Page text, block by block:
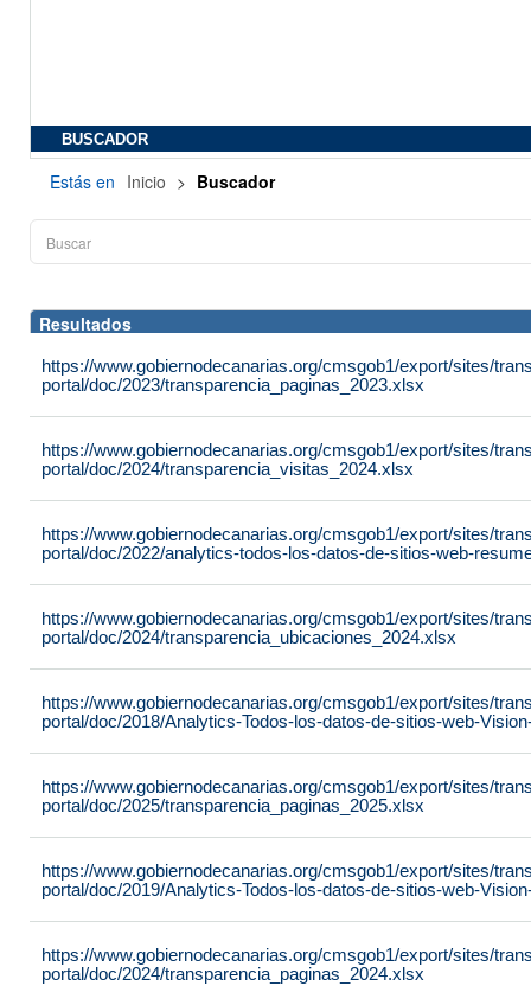
BUSCADOR
Estás en Inicio > Buscador
Resultados
https://www.gobiernodecanarias.org/cmsgob1/export/sites/
portal/doc/2023/transparencia_paginas_2023.xlsx
https://www.gobiernodecanarias.org/cmsgob1/export/sites/
portal/doc/2024/transparencia_visitas_2024.xlsx
https://www.gobiernodecanarias.org/cmsgob1/export/sites/
portal/doc/2022/analytics-todos-los-datos-de-sitios-web-
https://www.gobiernodecanarias.org/cmsgob1/export/sites/
portal/doc/2024/transparencia_ubicaciones_2024.xlsx
https://www.gobiernodecanarias.org/cmsgob1/export/sites/
portal/doc/2018/Analytics-Todos-los-datos-de-sitios-web-
https://www.gobiernodecanarias.org/cmsgob1/export/sites/
portal/doc/2025/transparencia_paginas_2025.xlsx
https://www.gobiernodecanarias.org/cmsgob1/export/sites/
portal/doc/2019/Analytics-Todos-los-datos-de-sitios-web-
https://www.gobiernodecanarias.org/cmsgob1/export/sites/
portal/doc/2024/transparencia_paginas_2024.xlsx